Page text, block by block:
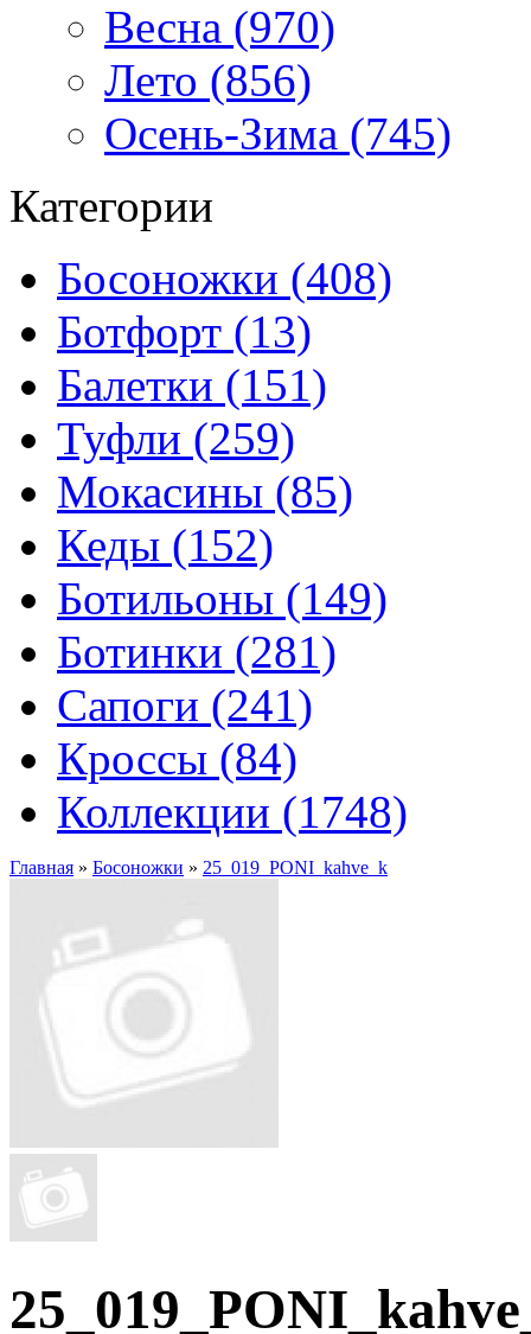
Весна (970)
Лето (856)
Осень-Зима (745)
Категории
Босоножки (408)
Ботфорт (13)
Балетки (151)
Туфли (259)
Мокасины (85)
Кеды (152)
Ботильоны (149)
Ботинки (281)
Сапоги (241)
Кроссы (84)
Коллекции (1748)
Главная » Босоножки » 25_019_PONI_kahve_k